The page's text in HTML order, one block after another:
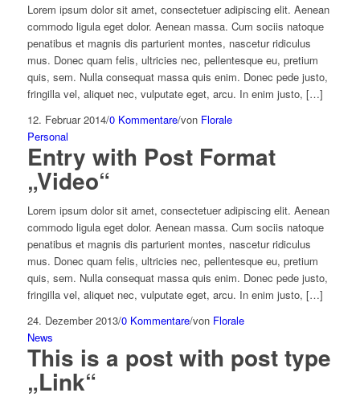
Lorem ipsum dolor sit amet, consectetuer adipiscing elit. Aenean
commodo ligula eget dolor. Aenean massa. Cum sociis natoque
penatibus et magnis dis parturient montes, nascetur ridiculus
mus. Donec quam felis, ultricies nec, pellentesque eu, pretium
quis, sem. Nulla consequat massa quis enim. Donec pede justo,
fringilla vel, aliquet nec, vulputate eget, arcu. In enim justo, […]
12. Februar 2014/0 Kommentare/von Florale
Personal
Entry with Post Format
„Video“
Lorem ipsum dolor sit amet, consectetuer adipiscing elit. Aenean
commodo ligula eget dolor. Aenean massa. Cum sociis natoque
penatibus et magnis dis parturient montes, nascetur ridiculus
mus. Donec quam felis, ultricies nec, pellentesque eu, pretium
quis, sem. Nulla consequat massa quis enim. Donec pede justo,
fringilla vel, aliquet nec, vulputate eget, arcu. In enim justo, […]
24. Dezember 2013/0 Kommentare/von Florale
News
This is a post with post type
„Link“